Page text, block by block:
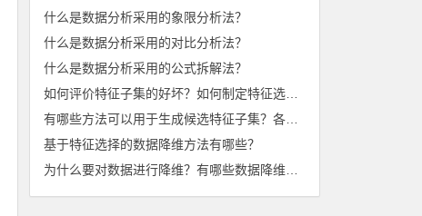
什么是数据分析采用的象限分析法？
什么是数据分析采用的对比分析法？
什么是数据分析采用的公式拆解法？
如何评价特征子集的好坏？如何制定特征选择的停止准则？
有哪些方法可以用于生成候选特征子集？各有什么特点？
基于特征选择的数据降维方法有哪些？
为什么要对数据进行降维？有哪些数据降维方法？